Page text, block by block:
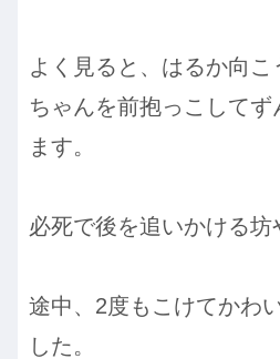
よく見ると、はるか向
ちゃんを前抱っこしてず
ます。
必死で後を追いかける坊
途中、2度もこけてかわ
した。